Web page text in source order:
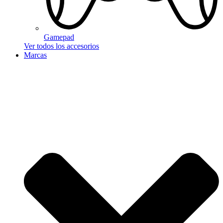
Gamepad
Ver todos los accesorios
Marcas